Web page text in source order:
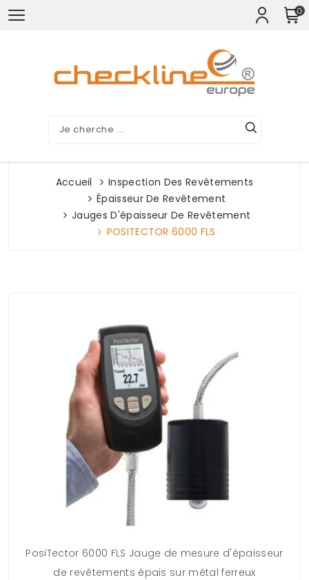
0
Accueil
Inspection Des Revêtements
Épaisseur De Revêtement
Jauges D'épaisseur De Revêtement
POSITECTOR 6000 FLS
PosiTector 6000 FLS Jauge de mesure d'épaisseur
de revêtements épais sur métal ferreux